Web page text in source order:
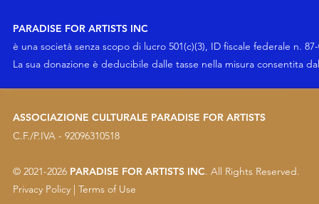
PARADISE FOR ARTISTS INC
è una società senza scopo di lucro 501(c)(3), ID fiscale federale n. 87-
La sua donazione è deducibile dalle tasse nella misura consentita
ASSOCIAZIONE CULTURALE PARADISE FOR ARTISTS
C.F./P.IVA - 92096310518
© 2021-2026 PARADISE FOR ARTISTS INC. All Rights Reserved.
Privacy Policy | Terms of Use